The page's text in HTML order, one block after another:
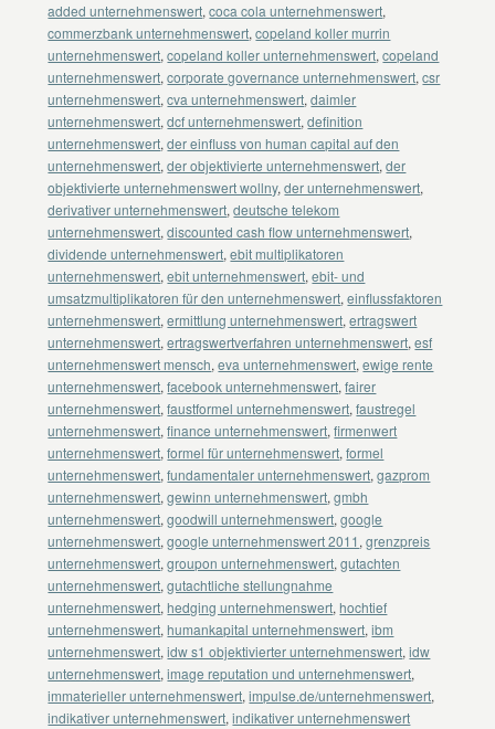
added unternehmenswert,coca cola unternehmenswert,
commerzbank unternehmenswert,copeland koller murrin
unternehmenswert,copeland koller unternehmenswert,copeland
unternehmenswert,corporate governance unternehmenswert,csr
unternehmenswert,cva unternehmenswert,daimler
unternehmenswert,dcf unternehmenswert,definition
unternehmenswert,der einfluss von human capital auf den
unternehmenswert,der objektivierte unternehmenswert,der
objektivierte unternehmenswert wollny,der unternehmenswert,
derivativer unternehmenswert,deutsche telekom
unternehmenswert,discounted cash flow unternehmenswert,
dividende unternehmenswert,ebit multiplikatoren
unternehmenswert,ebit unternehmenswert,ebit- und
umsatzmultiplikatoren für den unternehmenswert,einflussfaktoren
unternehmenswert,ermittlung unternehmenswert,ertragswert
unternehmenswert,ertragswertverfahren unternehmenswert,esf
unternehmenswert mensch,eva unternehmenswert,ewige rente
unternehmenswert,facebook unternehmenswert,fairer
unternehmenswert,faustformel unternehmenswert,faustregel
unternehmenswert,finance unternehmenswert,firmenwert
unternehmenswert,formel für unternehmenswert,formel
unternehmenswert,fundamentaler unternehmenswert,gazprom
unternehmenswert,gewinn unternehmenswert,gmbh
unternehmenswert,goodwill unternehmenswert,google
unternehmenswert,google unternehmenswert 2011,grenzpreis
unternehmenswert,groupon unternehmenswert,gutachten
unternehmenswert,gutachtliche stellungnahme
unternehmenswert,hedging unternehmenswert,hochtief
unternehmenswert,humankapital unternehmenswert,ibm
unternehmenswert,idw s1 objektivierter unternehmenswert,idw
unternehmenswert,image reputation und unternehmenswert,
immaterieller unternehmenswert,impulse.de/unternehmenswert,
indikativer unternehmenswert,indikativer unternehmenswert